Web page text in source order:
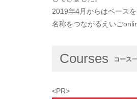
2019年4月からはベース
名称をつながるえいご
Courses コース
<PR>